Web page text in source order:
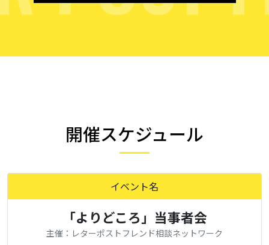
開催スケジュール
イベント名
「よりどころ」当事者会
主催：レターポストフレンド相談ネットワーク